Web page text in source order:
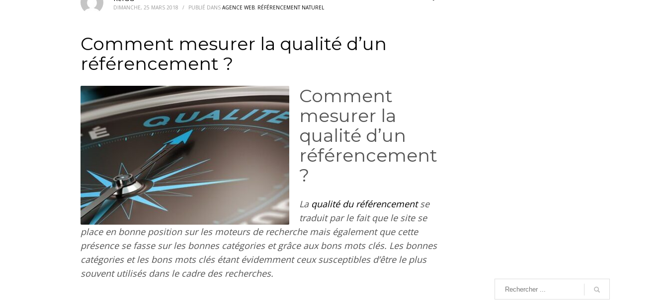
DIMANCHE, 25 MARS 2018 / PUBLIÉ DANS AGENCE WEB, RÉFÉRENCEMENT NATUREL
Comment mesurer la qualité d’un
référencement ?
Comment
mesurer la
qualité d’un
référencement
?
La qualité du référencementse
traduit par le fait que le site se
place en bonne position sur les moteurs de recherche mais également que cette
présence se fasse sur les bonnes catégories et grâce aux bons mots clés. Les bonnes
catégories et les bons mots clés étant évidemment ceux susceptibles d’être le plus
souvent utilisés dans le cadre des recherches.